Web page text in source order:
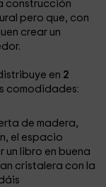
construcción
pero que, con
crear un
en 2
comodidades:
de madera,
el espacio
un libro en buena
cristalera con la